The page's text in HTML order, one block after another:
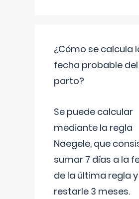
¿Cómo se calcula
fecha probable del
parto?
Se puede calcular
mediante la regla
Naegele, que
sumar 7 días a la
de la última regla y
restarle 3 meses.